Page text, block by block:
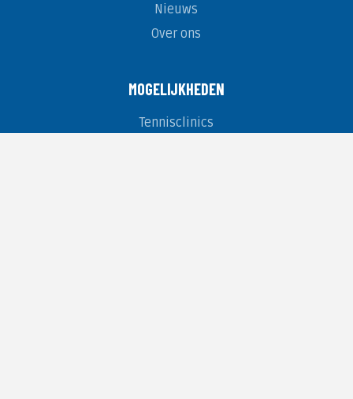
Nieuws
Over ons
MOGELIJKHEDEN
Tennisclinics